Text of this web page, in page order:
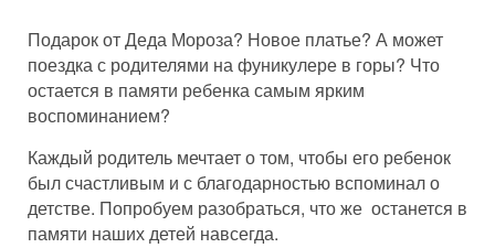
Подарок от Деда Мороза? Новое платье? А может
поездка с родителями на фуникулере в горы? Что
остается в памяти ребенка самым ярким
воспоминанием?
Каждый родитель мечтает о том, чтобы его ребенок
был счастливым и с благодарностью вспоминал о
детстве. Попробуем разобраться, что же останется в
памяти наших детей навсегда.